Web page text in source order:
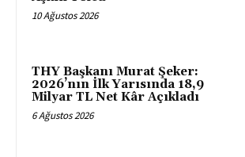
10 Ağustos 2026
THY Başkanı Murat Şeker:
2026’nın İlk Yarısında 18,9
Milyar TL Net Kâr Açıkladı
6 Ağustos 2026